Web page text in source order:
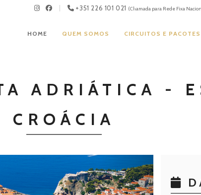
+351 226 101 021 (Chamada para Rede Fixa
HOME QUEM SOMOS CIRCUITOS E PACOTES
ADRIÁTICA -
CROÁCIA